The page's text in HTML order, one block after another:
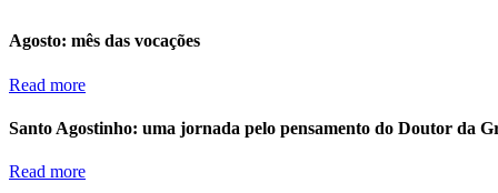
Agosto: mês das vocações
Read more
Santo Agostinho: uma jornada pelo pensamento do Doutor da
Read more